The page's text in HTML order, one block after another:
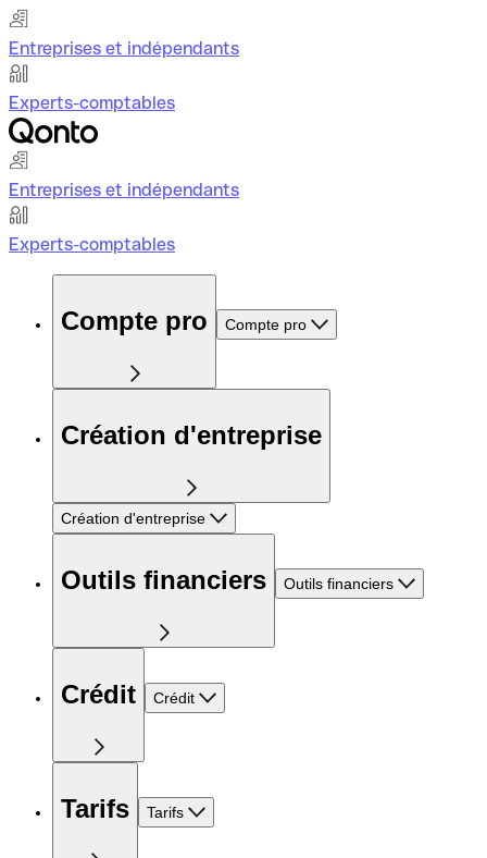
Entreprises et indépendants
Experts-comptables
Entreprises et indépendants
Experts-comptables
Compte pro Compte pro
Création d'entreprise
Création d'entreprise
Outils financiers Outils financiers
Crédit Crédit
Tarifs Tarifs